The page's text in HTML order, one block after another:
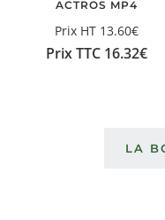
ACTROS MP4
Prix HT 13.60€
Prix TTC 16.32€
LA